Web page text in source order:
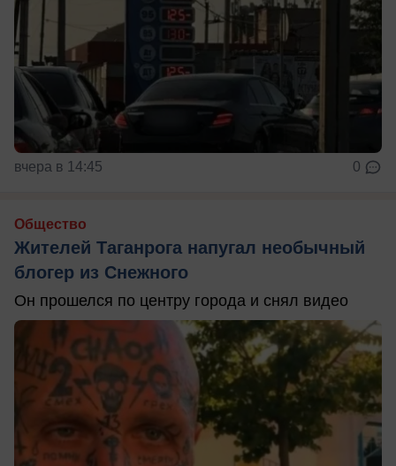
вчера в 14:45 0
Общество
Жителей Таганрога напугал необычный
блогер из Снежного
Он прошелся по центру города и снял видео